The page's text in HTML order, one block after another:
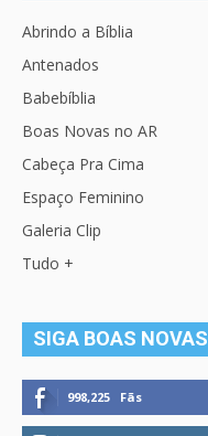
Abrindo a Bíblia
Antenados
Babebíblia
Boas Novas no AR
Cabeça Pra Cima
Espaço Feminino
Galeria Clip
Tudo +
SIGA BOAS NOVAS
998,225 Fãs